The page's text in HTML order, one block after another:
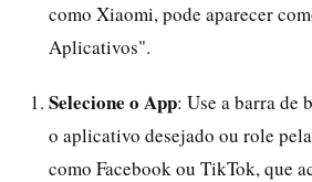
como Xiaomi, pode aparecer
Aplicativos".
Selecione o App: Use a barra de
o aplicativo desejado ou role
como Facebook ou TikTok, que